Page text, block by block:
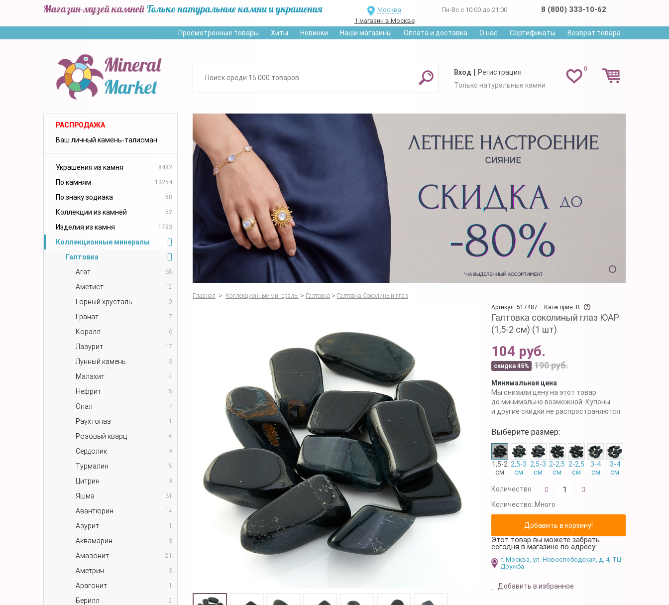
Магазин-музей камней Только натуральные камни и украшения
Москва
1 магазин в Москве
Пн-Вс с 10:00 до 21:00 8 (800) 333-10-62
Просмотренные товары Хиты Новинки Наши магазины Оплата и доставка О нас Сертификаты Возврат товара
0
Вход | Регистрация
Только натуральные камни
РАСПРОДАЖА
Ваш личный камень-талисман
Украшения из камня 8482
По камням 13254
По знаку зодиака 68
Коллекции из камней 52
Изделия из камня 1793
Коллекционные минералы
Галтовка
Агат
65
Аметист 12
Горный хрусталь 9
Гранат 7
Коралл 6
Лазурит 17
Лунный камень 3
Малахит 4
Нефрит 15
Опал 7
Раухтопаз 1
Розовый кварц 6
Сердолик 9
Турмалин 5
Цитрин 9
Яшма 31
Авантюрин 14
Азурит 1
Аквамарин 3
Амазонит 21
Аметрин 3
Арагонит 1
Берилл 2
Главная > Коллекционные минералы > Галтовка > Галтовка Соколиный глаз
Артикул: 517487
Категория: B
Галтовка соколиный глаз ЮАР
(1,5-2 см) (1 шт)
104 руб.
скидка 45% 190 руб.
Минимальная цена
Мы снизили цену на этот товар
до минимально возможной. Купоны
и другие скидки не распространяются.
Выберите размер:
1,5-2
см
2,5-3
см
2,5-3
см
2-2,5
см
2-2,5
см
3-4
см
3-4
см
Количество
Количество: Много
Этот товар вы можете забрать
сегодня в магазине по адресу:
г. Москва, ул. Новослободская, д. 4, ТЦ
Дружба
Добавить в избранное